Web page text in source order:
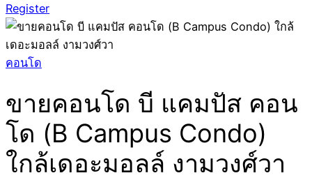
Register
คอนโด
ขายคอนโด บี แคมปัส คอน
โด (B Campus Condo)
ใกล้เดอะมอลล์ งามวงศ์วา